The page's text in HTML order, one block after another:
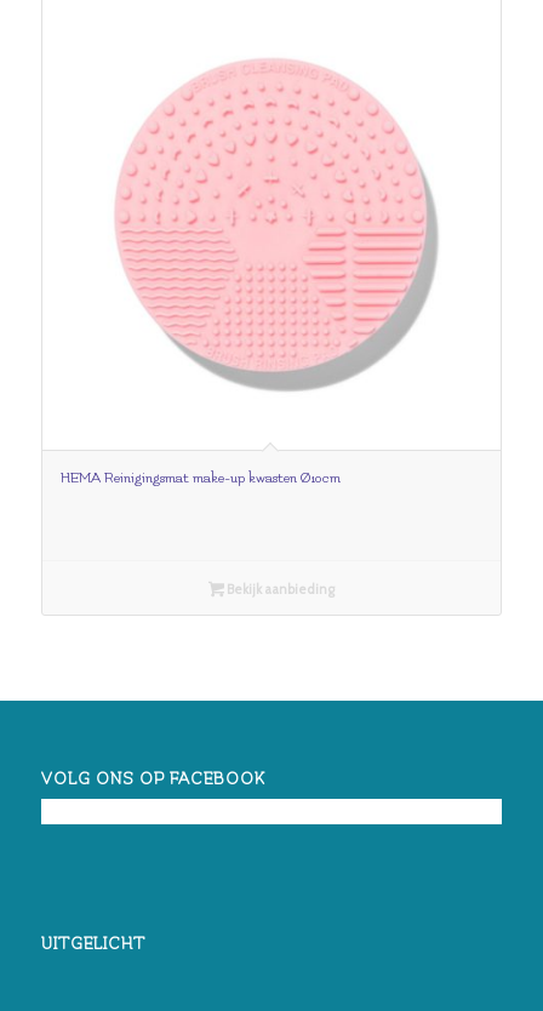
HEMA Reinigingsmat make-up kwasten Ø10cm
Bekijk aanbieding
VOLG ONS OP FACEBOOK
UITGELICHT